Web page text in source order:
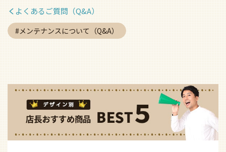
よくあるご質問（Q&A）
メンテナンスについて（Q&A）